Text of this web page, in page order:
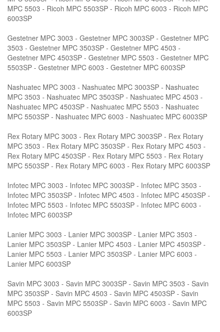
MPC 5503 - Ricoh MPC 5503SP - Ricoh MPC 6003 - Ricoh MPC
6003SP
Gestetner MPC 3003 - Gestetner MPC 3003SP - Gestetner MPC
3503 - Gestetner MPC 3503SP - Gestetner MPC 4503 -
Gestetner MPC 4503SP - Gestetner MPC 5503 - Gestetner MPC
5503SP - Gestetner MPC 6003 - Gestetner MPC 6003SP
Nashuatec MPC 3003 - Nashuatec MPC 3003SP - Nashuatec
MPC 3503 - Nashuatec MPC 3503SP - Nashuatec MPC 4503 -
Nashuatec MPC 4503SP - Nashuatec MPC 5503 - Nashuatec
MPC 5503SP - Nashuatec MPC 6003 - Nashuatec MPC 6003SP
Rex Rotary MPC 3003 - Rex Rotary MPC 3003SP - Rex Rotary
MPC 3503 - Rex Rotary MPC 3503SP - Rex Rotary MPC 4503 -
Rex Rotary MPC 4503SP - Rex Rotary MPC 5503 - Rex Rotary
MPC 5503SP - Rex Rotary MPC 6003 - Rex Rotary MPC 6003SP
Infotec MPC 3003 - Infotec MPC 3003SP - Infotec MPC 3503 -
Infotec MPC 3503SP - Infotec MPC 4503 - Infotec MPC 4503SP -
Infotec MPC 5503 - Infotec MPC 5503SP - Infotec MPC 6003 -
Infotec MPC 6003SP
Lanier MPC 3003 - Lanier MPC 3003SP - Lanier MPC 3503 -
Lanier MPC 3503SP - Lanier MPC 4503 - Lanier MPC 4503SP -
Lanier MPC 5503 - Lanier MPC 3503SP - Lanier MPC 6003 -
Lanier MPC 6003SP
Savin MPC 3003 - Savin MPC 3003SP - Savin MPC 3503 - Savin
MPC 3503SP - Savin MPC 4503 - Savin MPC 4503SP - Savin
MPC 5503 - Savin MPC 5503SP - Savin MPC 6003 - Savin MPC
6003SP